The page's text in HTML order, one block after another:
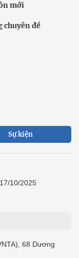
mới
chuyên đề
Sự kiện
10/2025
68 Dương